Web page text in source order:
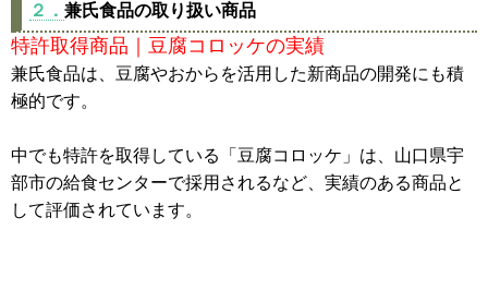
２． 兼氏食品の取り扱い商品
特許取得商品｜豆腐コロッケの実績
兼氏食品は、豆腐やおからを活用した新商品の開発にも積
極的です。
中でも特許を取得している「豆腐コロッケ」は、山口県宇
部市の給食センターで採用されるなど、実績のある商品と
して評価されています。